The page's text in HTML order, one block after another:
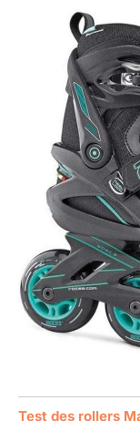
Test des rollers